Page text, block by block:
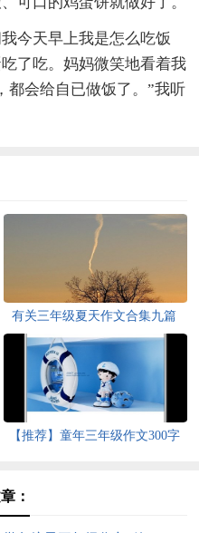
今天早上我是怎么吃饭
了吃。妈妈微笑地看着我
都会给自已做饭了。”我听
有关三年级夏天作文合集九篇
【推荐】童年三年级作文300字
：